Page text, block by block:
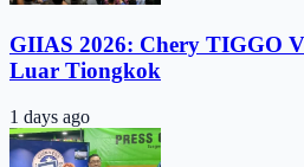
GIIAS 2026: Chery TIGGO
Luar Tiongkok
1 days ago